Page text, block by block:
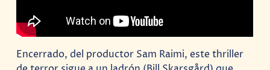
Encerrado, del productor Sam Raimi, este thriller